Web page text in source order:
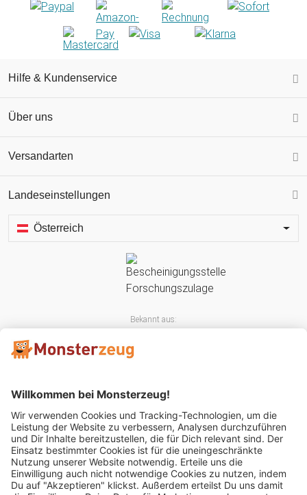
Hilfe & Kundenservice
Über uns
Versandarten
Landeseinstellungen
Österreich
Bekannt aus:
Mitglied im: